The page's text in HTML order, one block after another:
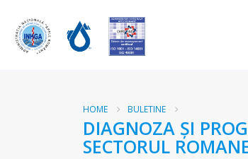
HOME BULETINE
DIAGNOZA ŞI
SECTORUL